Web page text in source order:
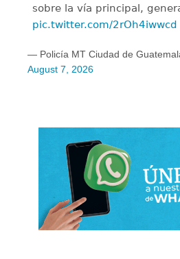
sobre la vía principal,
pic.twitter.com/2rOh4iwwcd
— Policía MT Ciudad de
August 7, 2026